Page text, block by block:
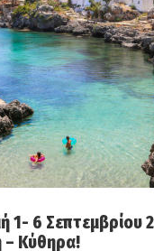
ο
και η πηγαία
στο ξενοδοχείο μας,
Καθαρά Δευτέρα 18/
Επικούρειου
1- 6 Σεπτεμβρίου
– Κύθηρα!